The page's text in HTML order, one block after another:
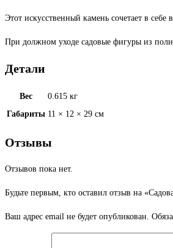
Этот искусственный камень сочетает в
При должном уходе садовые фигуры из
Детали
Вес
0.615 кг
Габариты 11 × 12 × 29 см
Отзывы
Отзывов пока нет.
Будьте первым, кто оставил отзыв на
Ваш адрес email не будет опубликован.